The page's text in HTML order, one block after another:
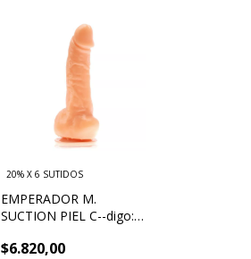
EMPERADOR M.
SUCTION PIEL C--digo:
$6.820,00
20% X 6 SUTIDOS